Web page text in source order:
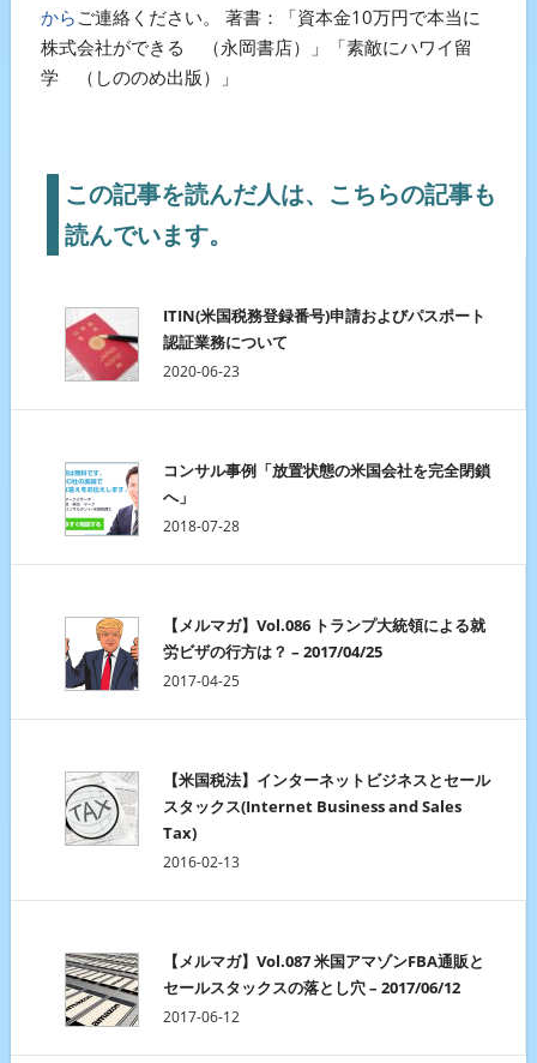
から ご連絡ください。 著書：「資本金10万円で本当に
株式会社ができる （永岡書店）」「素敵にハワイ留
学 （しののめ出版）」
この記事を読んだ人は、こちらの記事も
読んでいます。
ITIN(米国税務登録番号)申請およびパスポート
認証業務について
2020-06-23
コンサル事例「放置状態の米国会社を完全閉鎖
へ」
2018-07-28
【メルマガ】Vol.086 トランプ大統領による就
労ビザの行方は？ – 2017/04/25
2017-04-25
【米国税法】インターネットビジネスとセール
スタックス(Internet Business and Sales
Tax)
2016-02-13
【メルマガ】Vol.087 米国アマゾンFBA通販と
セールスタックスの落とし穴 – 2017/06/12
2017-06-12